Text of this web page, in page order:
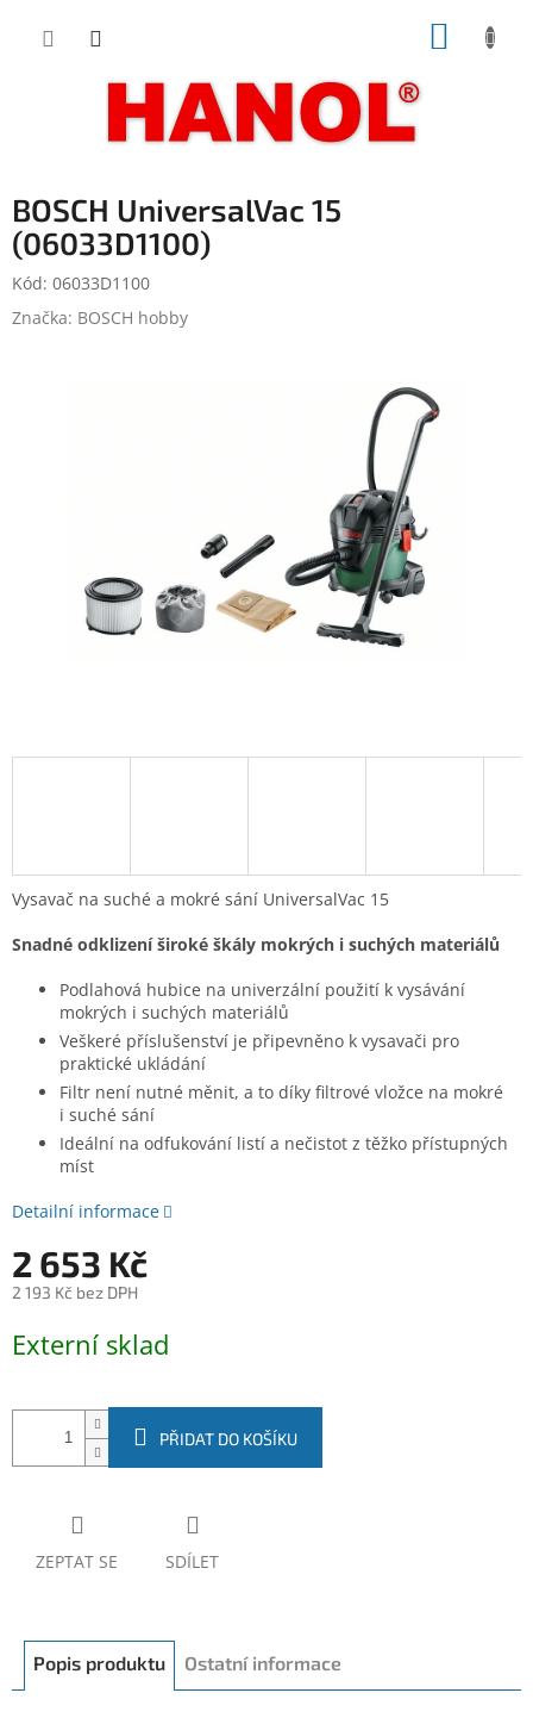
BOSCH UniversalVac 15
(06033D1100)
Kód: 06033D1100
Značka: BOSCH hobby
Vysavač na suché a mokré sání UniversalVac 15
Snadné odklizení široké škály mokrých i suchých materiálů
Podlahová hubice na univerzální použití k vysávání
mokrých i suchých materiálů
Veškeré příslušenství je připevněno k vysavači pro
praktické ukládání
Filtr není nutné měnit, a to díky filtrové vložce na mokré
i suché sání
Ideální na odfukování listí a nečistot z těžko přístupných
míst
Detailní informace
2 653 Kč
2 193 Kč bez DPH
cena:
Externí sklad
PŘIDAT DO KOŠÍKU
ZEPTAT SE SDÍLET
Popis produktu Ostatní informace